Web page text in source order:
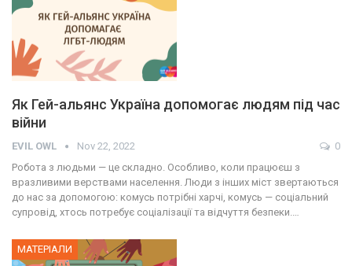
Як Гей-альянс Україна допомогає людям під час
війни
EVIL OWL Nov 22, 2022
0
Робота з людьми — це складно. Особливо, коли працюєш з
вразливими верствами населення. Люди з інших міст звертаються
до нас за допомогою: комусь потрібні харчі, комусь — соціальний
супровід, хтось потребує соціалізації та відчуття безпеки.…
МАТЕРІАЛИ